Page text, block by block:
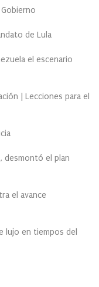
de Lula
el escenario
| Lecciones para el
desmontó el plan
el avance
lujo en tiempos del